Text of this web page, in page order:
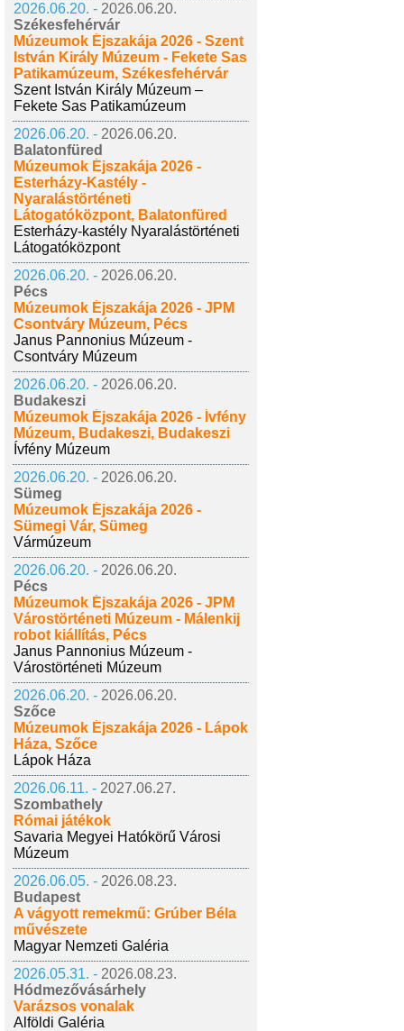
2026.06.20. - 2026.06.20.
Székesfehérvár
Múzeumok Éjszakája 2026 - Szent
István Király Múzeum - Fekete Sas
Patikamúzeum, Székesfehérvár
Szent István Király Múzeum –
Fekete Sas Patikamúzeum
2026.06.20. - 2026.06.20.
Balatonfüred
Múzeumok Éjszakája 2026 -
Esterházy-Kastély -
Nyaralástörténeti
Látogatóközpont, Balatonfüred
Esterházy-kastély Nyaralástörténeti
Látogatóközpont
2026.06.20. - 2026.06.20.
Pécs
Múzeumok Éjszakája 2026 - JPM
Csontváry Múzeum, Pécs
Janus Pannonius Múzeum -
Csontváry Múzeum
2026.06.20. - 2026.06.20.
Budakeszi
Múzeumok Éjszakája 2026 - Ívfény
Múzeum, Budakeszi, Budakeszi
Ívfény Múzeum
2026.06.20. - 2026.06.20.
Sümeg
Múzeumok Éjszakája 2026 -
Sümegi Vár, Sümeg
Vármúzeum
2026.06.20. - 2026.06.20.
Pécs
Múzeumok Éjszakája 2026 - JPM
Várostörténeti Múzeum - Málenkij
robot kiállítás, Pécs
Janus Pannonius Múzeum -
Várostörténeti Múzeum
2026.06.20. - 2026.06.20.
Szőce
Múzeumok Éjszakája 2026 - Lápok
Háza, Szőce
Lápok Háza
2026.06.11. - 2027.06.27.
Szombathely
Római játékok
Savaria Megyei Hatókörű Városi
Múzeum
2026.06.05. - 2026.08.23.
Budapest
A vágyott remekmű: Grúber Béla
művészete
Magyar Nemzeti Galéria
2026.05.31. - 2026.08.23.
Hódmezővásárhely
Varázsos vonalak
Alföldi Galéria